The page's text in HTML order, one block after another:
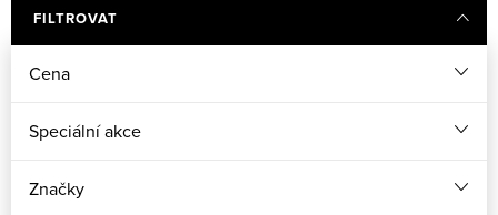
FILTROVAT
Cena
Speciální akce
Značky